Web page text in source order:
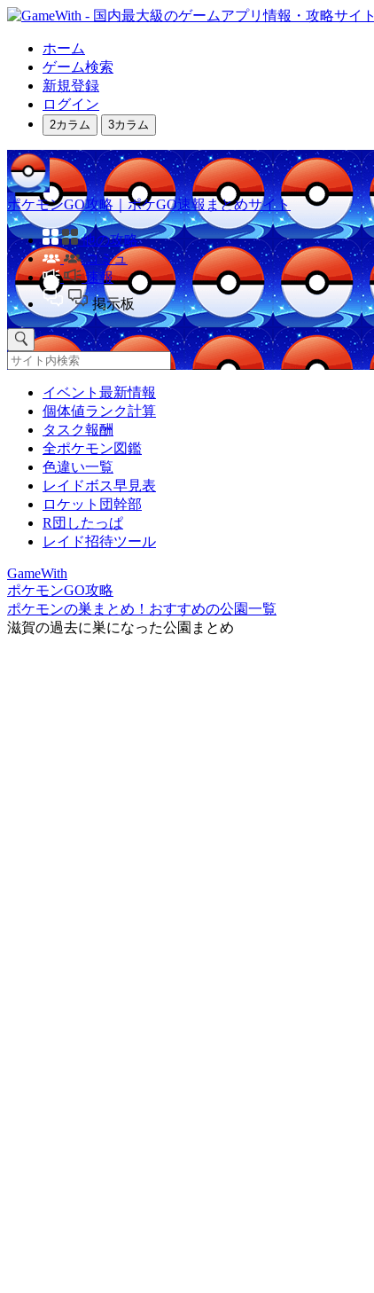
ホーム
ゲーム検索
新規登録
ログイン
2カラム 3カラム
ポケモンGO攻略｜ポケGO速報まとめサイト
他の攻略
コミュ
速報
掲示板
イベント最新情報
個体値ランク計算
タスク報酬
全ポケモン図鑑
色違い一覧
レイドボス早見表
ロケット団幹部
R団したっぱ
レイド招待ツール
GameWith
ポケモンGO攻略
ポケモンの巣まとめ！おすすめの公園一覧
滋賀の過去に巣になった公園まとめ